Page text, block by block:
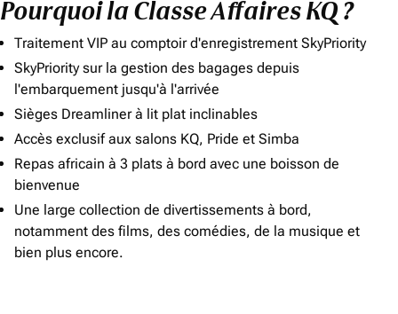
Pourquoi la Classe Affaires KQ ?
Traitement VIP au comptoir d'enregistrement SkyPriority
SkyPriority sur la gestion des bagages depuis
l'embarquement jusqu'à l'arrivée
Sièges Dreamliner à lit plat inclinables
Accès exclusif aux salons KQ, Pride et Simba
Repas africain à 3 plats à bord avec une boisson de
bienvenue
Une large collection de divertissements à bord,
notamment des films, des comédies, de la musique et
bien plus encore.